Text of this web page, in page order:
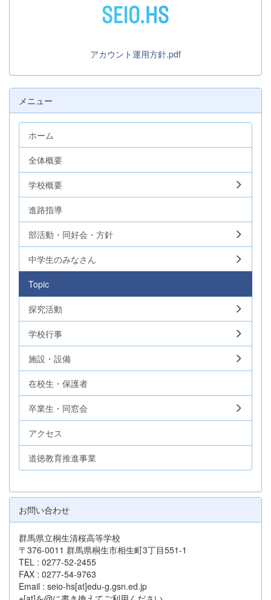
アカウント運用方針.pdf
メニュー
ホーム
全体概要
学校概要
進路指導
部活動・同好会・方針
中学生のみなさん
Topic
探究活動
学校行事
施設・設備
在校生・保護者
卒業生・同窓会
アクセス
道徳教育推進事業
お問い合わせ
群馬県立桐生清桜高等学校
〒376-0011 群馬県桐生市相生町3丁目551-1
TEL : 0277-52-2455
FAX : 0277-54-9763
Email : seio-hs[at]edu-g.gsn.ed.jp